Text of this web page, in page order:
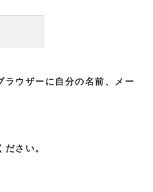
ラウザーに自分の名前、メー
さい。